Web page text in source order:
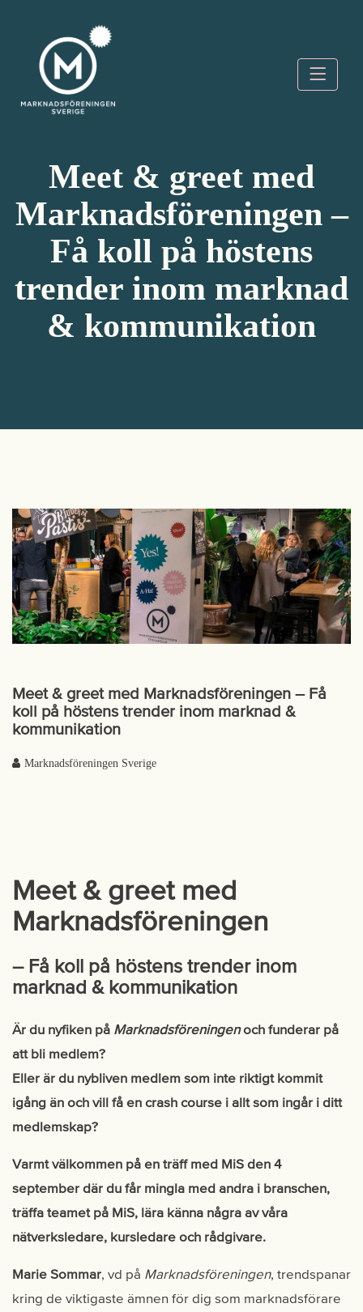
Sverige
Meet & greet med
Marknadsföreningen –
Få koll på höstens
trender inom marknad
& kommunikation
Meet & greet med Marknadsföreningen – Få
koll på höstens trender inom marknad &
kommunikation
Marknadsföreningen Sverige
Meet & greet med
Marknadsföreningen
– Få koll på höstens trender inom
marknad & kommunikation
Är du nyfiken på Marknadsföreningenoch funderar på
att bli medlem?
Eller är du nybliven medlem som inte riktigt kommit
igång än och vill få en crash course i allt som ingår i ditt
medlemskap?
Varmt välkommen på en träff med MiS den 4
september där du får mingla med andra i branschen,
träffa teamet på MiS, lära känna några av våra
nätverksledare, kursledare och rådgivare.
Marie Sommar, vd på Marknadsföreningen, trendspanar
kring de viktigaste ämnen för dig som marknadsförare